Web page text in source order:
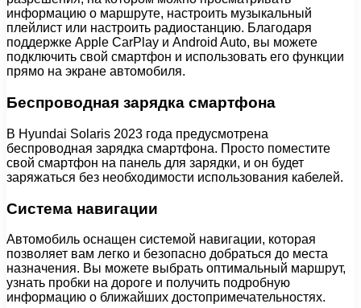
информацию о маршруте, настроить музыкальный
плейлист или настроить радиостанцию. Благодаря
поддержке Apple CarPlay и Android Auto, вы можете
подключить свой смартфон и использовать его функции
прямо на экране автомобиля.
Беспроводная зарядка смартфона
В Hyundai Solaris 2023 года предусмотрена
беспроводная зарядка смартфона. Просто поместите
свой смартфон на панель для зарядки, и он будет
заряжаться без необходимости использования кабелей.
Система навигации
Автомобиль оснащен системой навигации, которая
позволяет вам легко и безопасно добраться до места
назначения. Вы можете выбрать оптимальный маршрут,
узнать пробки на дороге и получить подробную
информацию о ближайших достопримечательностях.